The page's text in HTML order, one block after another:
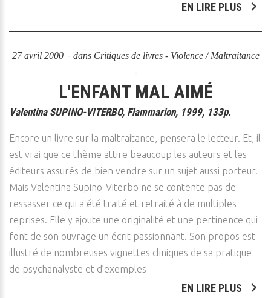
EN LIRE PLUS
27 avril 2000 dans Critiques de livres - Violence / Maltraitance
L'ENFANT MAL AIMÉ
Valentina SUPINO-VITERBO, Flammarion, 1999, 133p.
Encore un livre sur la maltraitance, pensera le lecteur. Et, il
est vrai que ce thème attire beaucoup les auteurs et les
éditeurs assurés de bien vendre sur un sujet aussi porteur.
Mais Valentina Supino-Viterbo ne se contente pas de
ressasser ce qui a été traité et retraité à de multiples
reprises. Elle y ajoute une originalité et une pertinence qui
font de son ouvrage un écrit passionnant. Son propos est
illustré de nombreuses vignettes cliniques de sa pratique
de psychanalyste et d’exemples
EN LIRE PLUS